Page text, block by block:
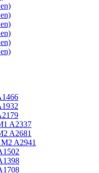
A2337
A2681
A2941